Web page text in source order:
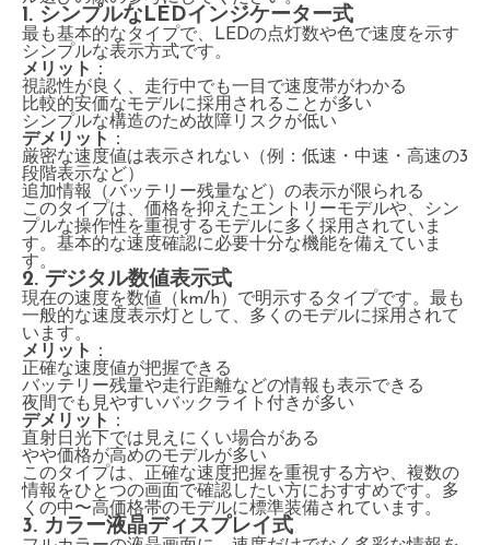
1. シンプルなLEDインジケーター式
最も基本的なタイプで、LEDの点灯数や色で速度を示す
シンプルな表示方式です。
メリット
：
視認性が良く、走行中でも一目で速度帯がわかる
比較的安価なモデルに採用されることが多い
シンプルな構造のため故障リスクが低い
デメリット
：
厳密な速度値は表示されない（例：低速・中速・高速の3
段階表示など）
追加情報（バッテリー残量など）の表示が限られる
このタイプは、価格を抑えたエントリーモデルや、シン
プルな操作性を重視するモデルに多く採用されていま
す。基本的な速度確認に必要十分な機能を備えていま
す。
2. デジタル数値表示式
現在の速度を数値（km/h）で明示するタイプです。最も
一般的な速度表示灯として、多くのモデルに採用されて
います。
メリット
：
正確な速度値が把握できる
バッテリー残量や走行距離などの情報も表示できる
夜間でも見やすいバックライト付きが多い
デメリット
：
直射日光下では見えにくい場合がある
やや価格が高めのモデルが多い
このタイプは、正確な速度把握を重視する方や、複数の
情報をひとつの画面で確認したい方におすすめです。多
くの中〜高価格帯のモデルに標準装備されています。
3. カラー液晶ディスプレイ式